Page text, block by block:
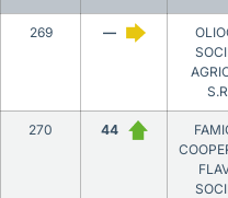
269 —
270 44